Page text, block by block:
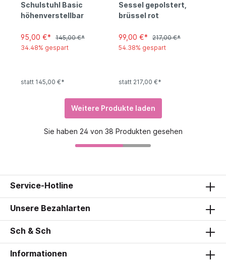
Schulstuhl Basic
höhenverstellbar
95,00 €*
145,00 €*
34.48% gespart
statt 145,00 €*
Sessel gepolstert,
brüssel rot
99,00 €*
217,00 €*
54.38% gespart
statt 217,00 €*
Weitere Produkte laden
Sie haben 24 von 38 Produkten gesehen
Service-Hotline
Unsere Bezahlarten
Sch & Sch
Informationen